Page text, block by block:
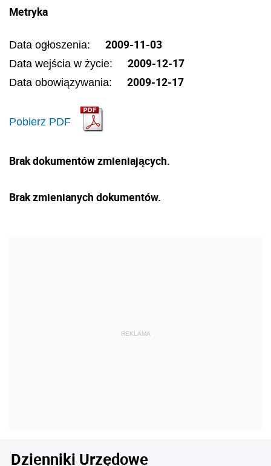
Metryka
Data ogłoszenia: 2009-11-03
Data wejścia w życie: 2009-12-17
Data obowiązywania: 2009-12-17
Pobierz PDF
Brak dokumentów zmieniających.
Brak zmienianych dokumentów.
Dzienniki Urzędowe